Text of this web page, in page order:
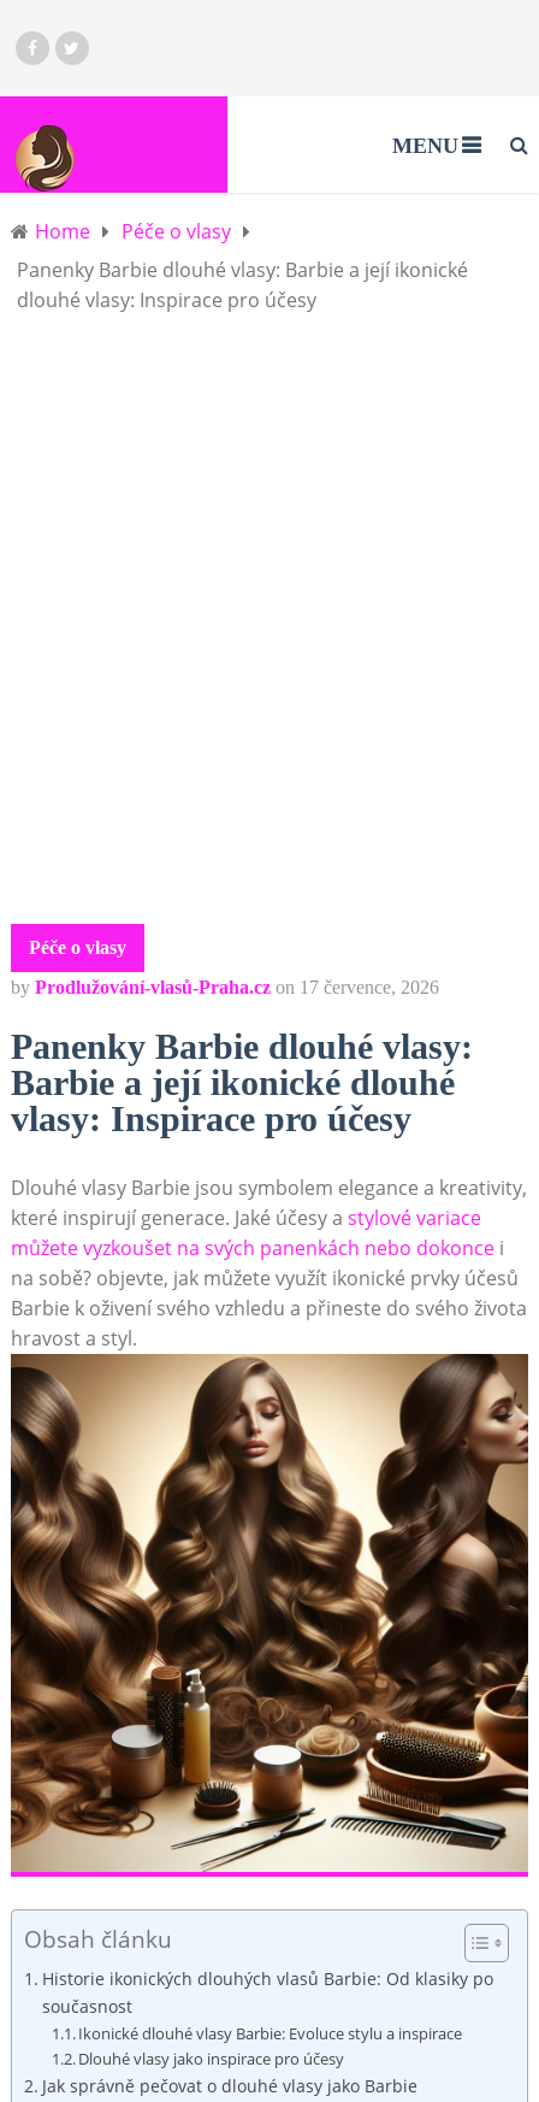
MENU
Home
Péče o vlasy
Panenky Barbie dlouhé vlasy: Barbie a její ikonické
dlouhé vlasy: Inspirace pro účesy
Péče o vlasy
by Prodlužování-vlasů-Praha.cz on 17 července, 2026
Panenky Barbie dlouhé vlasy:
Barbie a její ikonické dlouhé
vlasy: Inspirace pro účesy
Dlouhé vlasy Barbie jsou symbolem elegance a kreativity,
které inspirují generace. Jaké účesy a stylové variace
můžete vyzkoušet na svých panenkách nebo dokoncei
na sobě? objevte, jak můžete využít ikonické prvky účesů
Barbie k oživení svého vzhledu a přineste do svého života
hravost a styl.
Obsah článku
Historie ikonických dlouhých vlasů Barbie: Od klasiky po
současnost
Ikonické dlouhé vlasy Barbie: Evoluce stylu a inspirace
Dlouhé vlasy jako inspirace pro účesy
Jak správně pečovat o dlouhé vlasy jako Barbie